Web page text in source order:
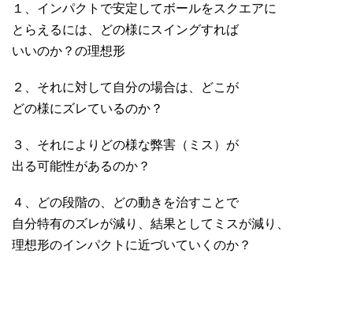
１、インパクトで安定してボールをスクエアに
とらえるには、どの様にスイングすれば
いいのか？の理想形
２、それに対して自分の場合は、どこが
どの様にズレているのか？
３、それによりどの様な弊害（ミス）が
出る可能性があるのか？
４、どの段階の、どの動きを治すことで
自分特有のズレが減り、結果としてミスが減り、
理想形のインパクトに近づいていくのか？